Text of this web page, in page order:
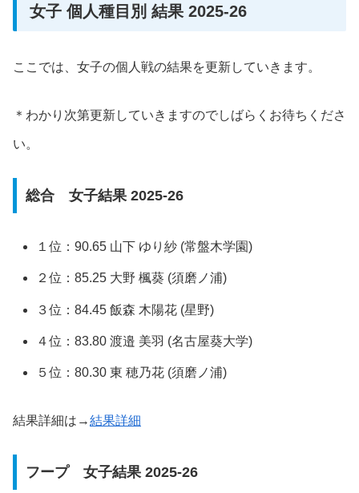
女子 個人種目別 結果 2025-26
ここでは、女子の個人戦の結果を更新していきます。
＊わかり次第更新していきますのでしばらくお待ちくださ
い。
総合 女子結果 2025-26
１位：90.65 山下 ゆり紗 (常盤木学園)
２位：85.25 大野 楓葵 (須磨ノ浦)
３位：84.45 飯森 木陽花 (星野)
４位：83.80 渡邉 美羽 (名古屋葵大学)
５位：80.30 東 穂乃花 (須磨ノ浦)
結果詳細は→結果詳細
フープ 女子結果 2025-26